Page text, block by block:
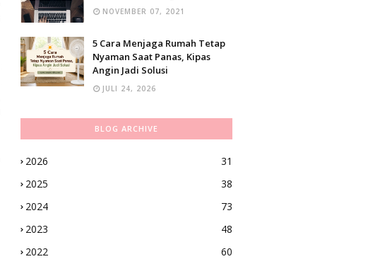
NOVEMBER 07, 2021
5 Cara Menjaga Rumah Tetap
Nyaman Saat Panas, Kipas
Angin Jadi Solusi
JULI 24, 2026
BLOG ARCHIVE
2026
31
2025
38
2024
73
2023
48
2022
60